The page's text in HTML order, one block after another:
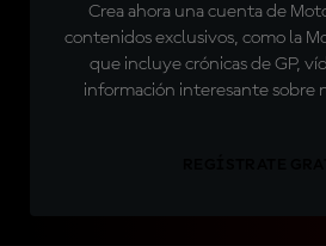
Crea ahora una cuenta de
contenidos exclusivos, como la
que incluye crónicas de GP,
información interesante sobre